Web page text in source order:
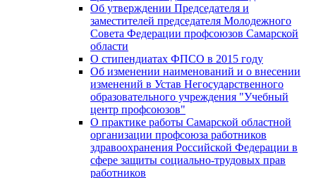
Об утверждении Председателя и
заместителей председателя Молодежного
Совета Федерации профсоюзов Самарской
области
О стипендиатах ФПСО в 2015 году
Об изменении наименований и о внесении
изменений в Устав Негосударственного
образовательного учреждения "Учебный
центр профсоюзов"
О практике работы Самарской областной
организации профсоюза работников
здравоохранения Российской Федерации в
сфере защиты социально-трудовых прав
работников